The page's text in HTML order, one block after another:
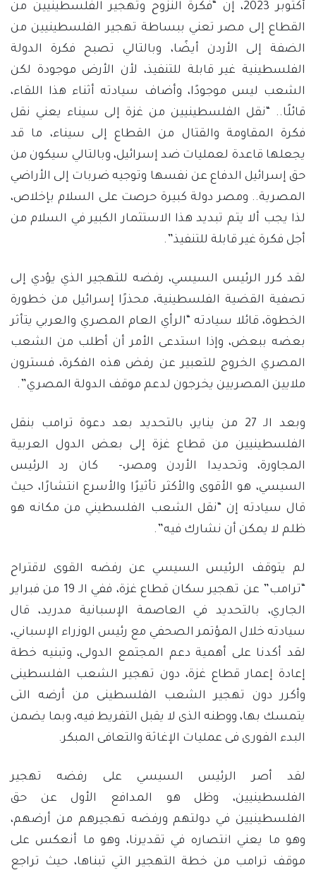
أكتوبر 2023، إن “فكرة النزوح وتهجير الفلسطينيين من
القطاع إلى مصر تعني ببساطة تهجير الفلسطينيين من
الضفة إلى الأردن أيضًا، وبالتالي تصبح فكرة الدولة
الفلسطينية غير قابلة للتنفيذ، لأن الأرض موجودة لكن
الشعب ليس موجودًا، وأضاف سيادته أثناء هذا اللقاء،
قائلًا.. “نقل الفلسطينيين من غزة إلى سيناء يعني نقل
فكرة المقاومة والقتال من القطاع إلى سيناء، ما قد
يجعلها قاعدة لعمليات ضد إسرائيل، وبالتالي سيكون من
حق إسرائيل الدفاع عن نفسها وتوجيه ضربات إلى الأراضي
المصرية.. ومصر دولة كبيرة حرصت على السلام بإخلاص،
لذا يجب ألا يتم تبديد هذا الاستثمار الكبير في السلام من
أجل فكرة غير قابلة للتنفيذ”.
لقد كرر الرئيس السيسي، رفضه للتهجير الذي يؤدي إلى
تصفية القضية الفلسطينية، محذرًا إسرائيل من خطورة
الخطوة، قائلا سيادته “الرأي العام المصري والعربي يتأثر
بعضه ببعض، وإذا استدعى الأمر أن أطلب من الشعب
المصري الخروج للتعبير عن رفض هذه الفكرة، فسترون
ملايين المصريين يخرجون لدعم موقف الدولة المصري”.
وبعد الـ 27 من يناير، بالتحديد بعد دعوة ترامب بنقل
الفلسطينيين من قطاع غزة إلى بعض الدول العربية
المجاورة، وتحديدا الأردن ومصر،- كان رد الرئيس
السيسي، هو الأقوى والأكثر تأثيرًا والأسرع انتشارًا، حيث
قال سيادته إن “نقل الشعب الفلسطيني من مكانه هو
ظلم لا يمكن أن نشارك فيه”.
لم يتوقف الرئيس السيسي عن رفضه القوى لاقتراح
“ترامب” عن تهجير سكان قطاع غزة، ففي الـ 19 من فبراير
الجاري، بالتحديد في العاصمة الإسبانية مدريد، قال
سيادته خلال المؤتمر الصحفي مع رئيس الوزراء الإسباني،
لقد أكدنا على أهمية دعم المجتمع الدولى، وتبنيه خطة
إعادة إعمار قطاع غزة، دون تهجير الشعب الفلسطينى
وأكرر دون تهجير الشعب الفلسطينى من أرضه التى
يتمسك بها، ووطنه الذى لا يقبل التفريط فيه، وبما يضمن
البدء الفورى فى عمليات الإغاثة والتعافى المبكر.
لقد أصر الرئيس السيسي على رفضه تهجير
الفلسطينيين، وظل هو المدافع الأول عن حق
الفلسطينيين في دولتهم ورفضه تهجيرهم من أرضهم،
وهو ما يعني انتصاره في تقديرنا، وهو ما أنعكس على
موقف ترامب من خطة التهجير التي تبناها، حيث تراجع